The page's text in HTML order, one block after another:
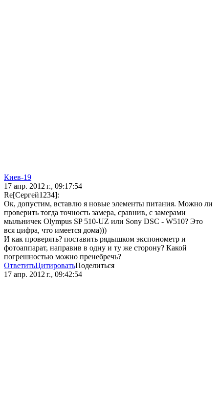
Киев-19
17 апр. 2012 г., 09:17:54
Re[Сергей1234]:
Ок, допустим, вставлю я новые элементы питания. Можно ли
проверить тогда точность замера, сравнив, с замерами
мыльничек Olympus SP 510-UZ или Sony DSC - W510? Это
вся цифра, что имеется дома)))
И как проверять? поставить рядышком экспонометр и
фотоаппарат, направив в одну и ту же сторону? Какой
погрешностью можно пренебречь?
ОтветитьЦитироватьПоделиться
17 апр. 2012 г., 09:42:54